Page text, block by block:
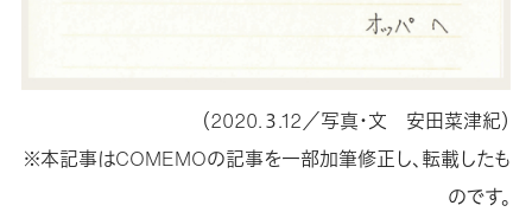
（2020.３.12／写真・文 安田菜津紀）
※本記事はCOMEMOの記事を一部加筆修正し、転載したも
のです。